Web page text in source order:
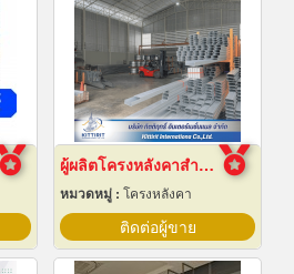
ผู้ผลิตโครงหลังคาสำเร็จรูป
หมวดหมู่ : โครงหลังคา
ติดต่อผู้ขาย